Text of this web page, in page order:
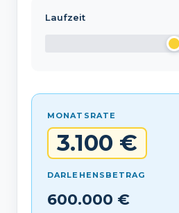
Laufzeit
MONATSRATE
3.100 €
DARLEHENSBETRAG
600.000 €